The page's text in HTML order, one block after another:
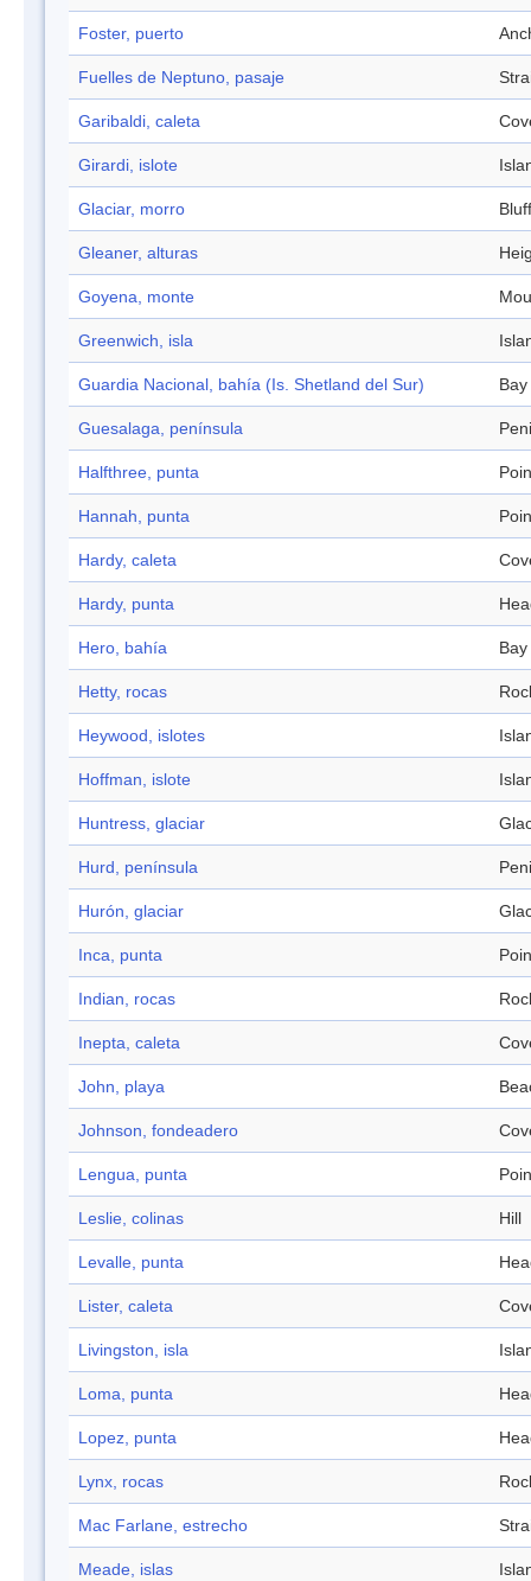
Foster, puerto
Fuelles de Neptuno, pasaje
Garibaldi, caleta
Girardi, islote
Glaciar, morro Bluff
Gleaner, alturas
Goyena, monte
Greenwich, isla
Guardia Nacional, bahía (Is. Shetland del Sur) Bay
Guesalaga, península
Halfthree, punta
Hannah, punta
Hardy, caleta
Hardy, punta
Hero, bahía Bay
Hetty, rocas
Heywood, islotes
Hoffman, islote
Huntress, glaciar
Hurd, península
Hurón, glaciar
Inca, punta
Indian, rocas
Inepta, caleta
John, playa
Johnson, fondeadero
Lengua, punta
Leslie, colinas Hill
Levalle, punta
Lister, caleta
Livingston, isla
Loma, punta
Lopez, punta
Lynx, rocas
Mac Farlane, estrecho
Meade, islas